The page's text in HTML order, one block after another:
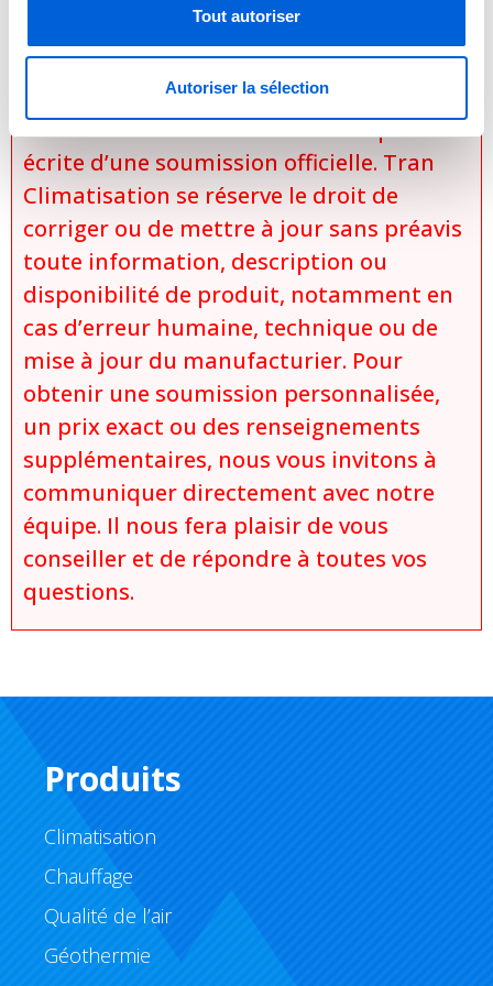
Tout autoriser
Autoriser la sélection
au moment de la demande.
Aucune vente, promesse de vente ou
réservation ne sera considérée comme
conclue avant l’émission et l’acceptation
écrite d’une soumission officielle. Tran
Climatisation se réserve le droit de
corriger ou de mettre à jour sans préavis
toute information, description ou
disponibilité de produit, notamment en
cas d’erreur humaine, technique ou de
mise à jour du manufacturier. Pour
obtenir une soumission personnalisée,
un prix exact ou des renseignements
supplémentaires, nous vous invitons à
communiquer directement avec notre
équipe. Il nous fera plaisir de vous
conseiller et de répondre à toutes vos
questions.
Produits
Climatisation
Chauffage
Qualité de l’air
Géothermie